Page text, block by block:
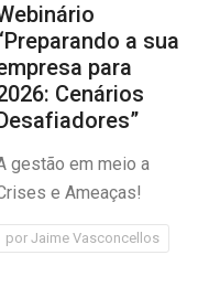
a sua
para
Cenários
gestão em meio a
e Ameaças!
porJaime Vasconcellos